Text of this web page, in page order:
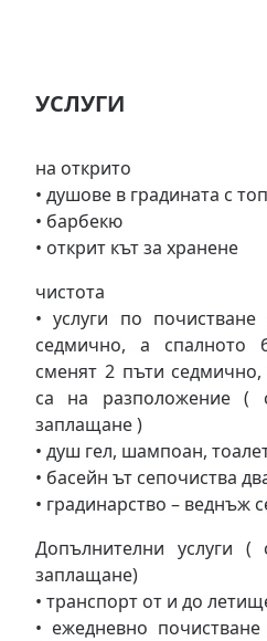
УСЛУГИ
на открито
• душове в градината с
• барбекю
• открит кът за хранене
чистота
• услуги по
седмично, а спалното
сменят 2 пъти седмично,
са на разположение (
заплащане )
• душ гел, шампоан,
• басейн ът сепочиства
• градинарство – веднъж
Допълнителни услуги (
заплащане)
• транспорт от и до
• ежедневно